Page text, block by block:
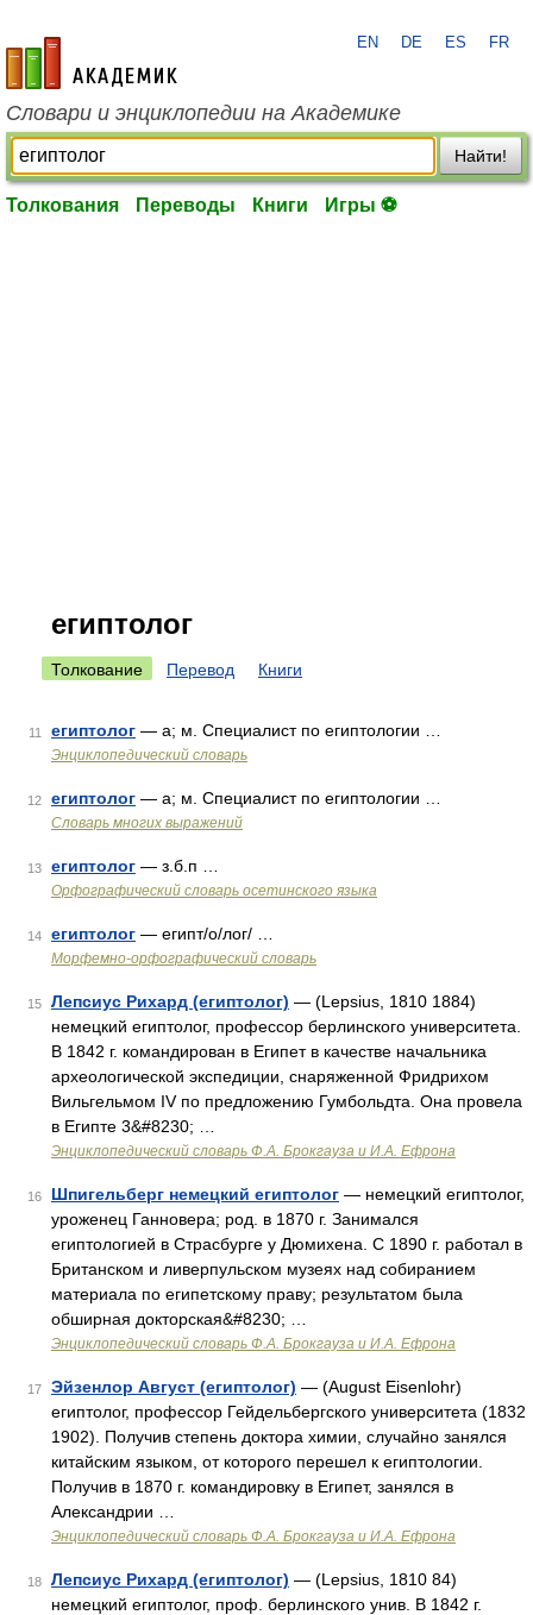
academic.ru
EN DE ES FR
Словари и энциклопедии на Академике
Найти!
Толкования Переводы Книги Игры ⚽
египтолог
Толкование Перевод Книги
11 египтолог — а; м. Специалист по египтологии …
Энциклопедический словарь
12 египтолог — а; м. Специалист по египтологии …
Словарь многих выражений
13 египтолог — з.б.п …
Орфографический словарь осетинского языка
14 египтолог — египт/о/лог/ …
Морфемно-орфографический словарь
15 Лепсиус Рихард (египтолог) — (Lepsius, 1810 1884)
немецкий египтолог, профессор берлинского университета.
В 1842 г. командирован в Египет в качестве начальника
археологической экспедиции, снаряженной Фридрихом
Вильгельмом IV по предложению Гумбольдта. Она провела
в Египте 3&#8230; …
Энциклопедический словарь Ф.А. Брокгауза и И.А. Ефрона
16 Шпигельберг немецкий египтолог — немецкий египтолог,
уроженец Ганновера; род. в 1870 г. Занимался
египтологией в Страсбурге у Дюмихена. С 1890 г. работал в
Британском и ливерпульском музеях над собиранием
материала по египетскому праву; результатом была
обширная докторская&#8230; …
Энциклопедический словарь Ф.А. Брокгауза и И.А. Ефрона
17 Эйзенлор Август (египтолог) — (August Eisenlohr)
египтолог, профессор Гейдельбергского университета (1832
1902). Получив степень доктора химии, случайно занялся
китайским языком, от которого перешел к египтологии.
Получив в 1870 г. командировку в Египет, занялся в
Александрии …
Энциклопедический словарь Ф.А. Брокгауза и И.А. Ефрона
18 Лепсиус Рихард (египтолог) — (Lepsius, 1810 84)
немецкий египтолог, проф. берлинского унив. В 1842 г.